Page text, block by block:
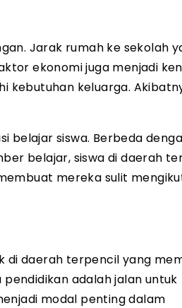
Jarak rumah ke sekolah
ekonomi juga menjadi
kebutuhan keluarga.
belajar siswa. Berbeda
belajar, siswa di daerah
mereka sulit
di daerah terpencil yang
adalah jalan untuk
modal penting dalam